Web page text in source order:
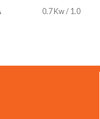
0.7 Kw / 1.0